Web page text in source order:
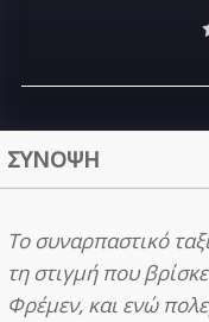
ΣΥΝΟΨΗ
Το συναρπαστικό
τη στιγμή που
Φρέμεν, και ενώ